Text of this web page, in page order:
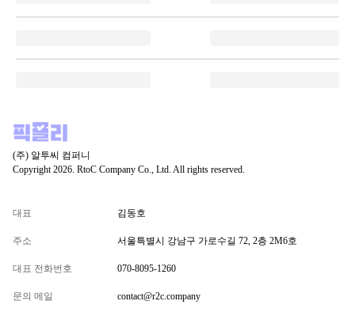
(주) 알투씨 컴퍼니
Copyright 2026. RtoC Company Co., Ltd. All rights reserved.
대표 김동호
주소 서울특별시 강남구 가로수길 72, 2층 2M6호
대표 전화번호 070-8095-1260
문의 메일 contact@r2c.company